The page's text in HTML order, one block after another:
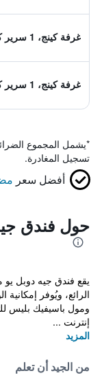
غرفة كينج، 1 سرير كينغ
غرفة كينج، 1 سرير كينغ
*يشمل المجموع
تسجيل المغادرة.
أفضل سعر
حول فندق
يقع فندق جيه دوبل
الرائع، ويُوفر
ومول باسيفيك بليس
إنترنت ...
المزيد
من الجيد أن تعلم